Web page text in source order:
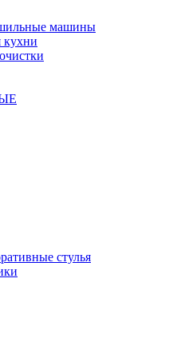
машины
кухни
стулья